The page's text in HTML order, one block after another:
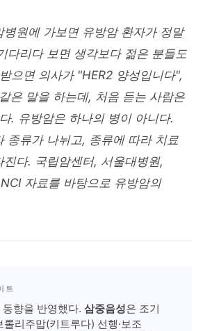
병원에 가보면 유방암 환자가 정말
다리다 보면 생각보다 젊은 분들도
으면 의사가 "HER2 양성입니다",
은 말을 하는데, 처음 듣는 사람은
. 유방암은 하나의 병이 아니다.
종류가 나뉘고, 종류에 따라 치료
진다. 국립암센터, 서울대병원,
자료를 바탕으로 유방암의
트
향을 반영했다. 삼중음성은 조기
리주맙(키트루다) 선행·보조